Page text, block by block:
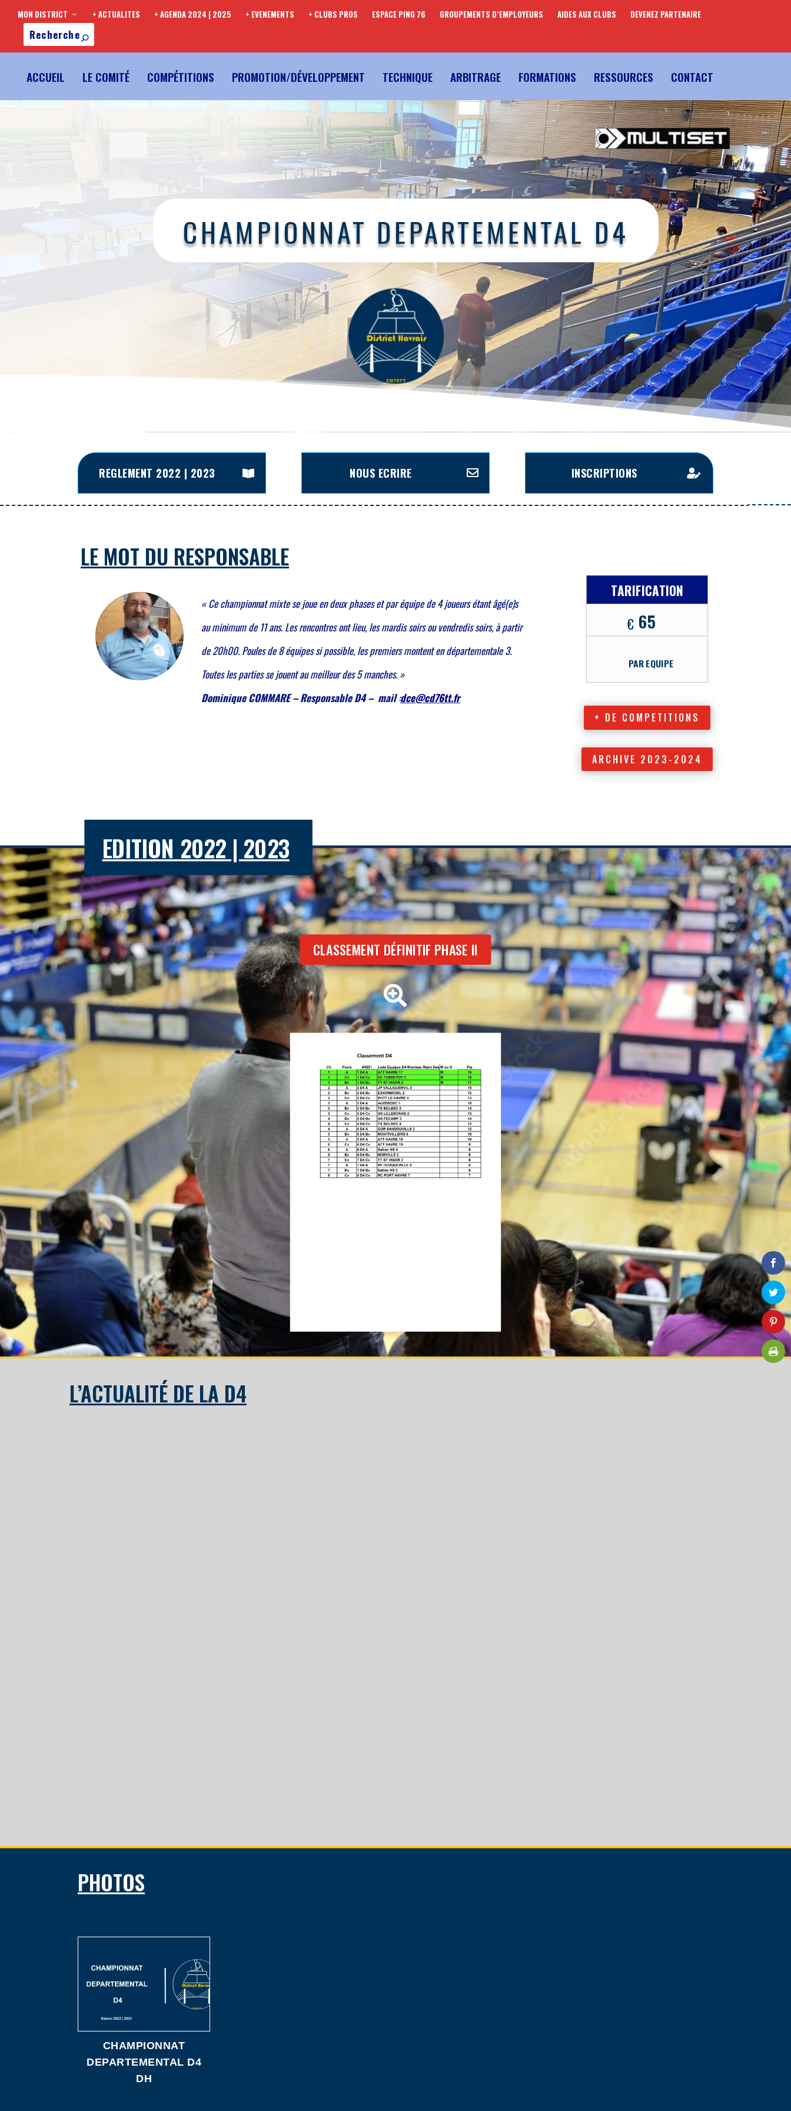
MON DISTRICT + ACTUALITES + AGENDA 2024 | 2025 + EVENEMENTS + CLUBS PROS ESPACE PING 76 GROUPEMENTS D’EMPLOYEURS AIDES AUX CLUBS DEVENEZ PARTENAIRE
ACCUEIL LE COMITÉ COMPÉTITIONS PROMOTION/DÉVELOPPEMENT TECHNIQUE ARBITRAGE FORMATIONS RESSOURCES CONTACT
CHAMPIONNAT DEPARTEMENTAL D4
REGLEMENT 2022 | 2023 NOUS ECRIRE INSCRIPTIONS
LE MOT DU RESPONSABLE
« Ce championnat mixte se joue en deux phases et par équipe de 4 joueurs étant âgé(e)s
au minimum de 11 ans. Les rencontres ont lieu, les mardis soirs ou vendredis soirs, à partir
de 20h00. Poules de 8 équipes si possible, les premiers montent en départementale 3.
Toutes les parties se jouent au meilleur des 5 manches. »
Dominique COMMARE – Responsable D4 – mail:dce@cd76tt.fr
TARIFICATION
€ 65
PAR EQUIPE
+ DE COMPETITIONS
ARCHIVE 2023-2024
EDITION 2022 | 2023
CLASSEMENT DÉFINITIF PHASE II

L’ACTUALITÉ DE LA D4
PHOTOS
CHAMPIONNAT
DEPARTEMENTAL D4
DH